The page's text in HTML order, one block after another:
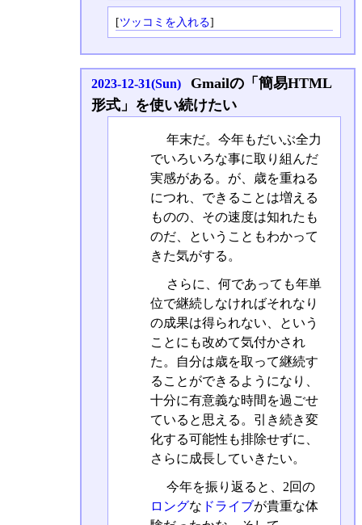
[ツッコミを入れる]
2023-12-31(Sun)
Gmailの「簡易HTML
形式」を使い続けたい
年末だ。今年もだいぶ全力
でいろいろな事に取り組んだ
実感がある。が、歳を重ねる
につれ、できることは増える
ものの、その速度は知れたも
のだ、ということもわかって
きた気がする。
さらに、何であっても年単
位で継続しなければそれなり
の成果は得られない、という
ことにも改めて気付かされ
た。自分は歳を取って継続す
ることができるようになり、
十分に有意義な時間を過ごせ
ていると思える。引き続き変
化する可能性も排除せずに、
さらに成長していきたい。
今年を振り返ると、2回の
ロングな ドライブが貴重な体